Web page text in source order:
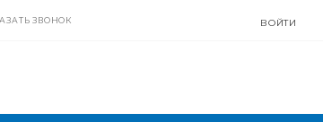
ЗВОНОК ВОЙТИ